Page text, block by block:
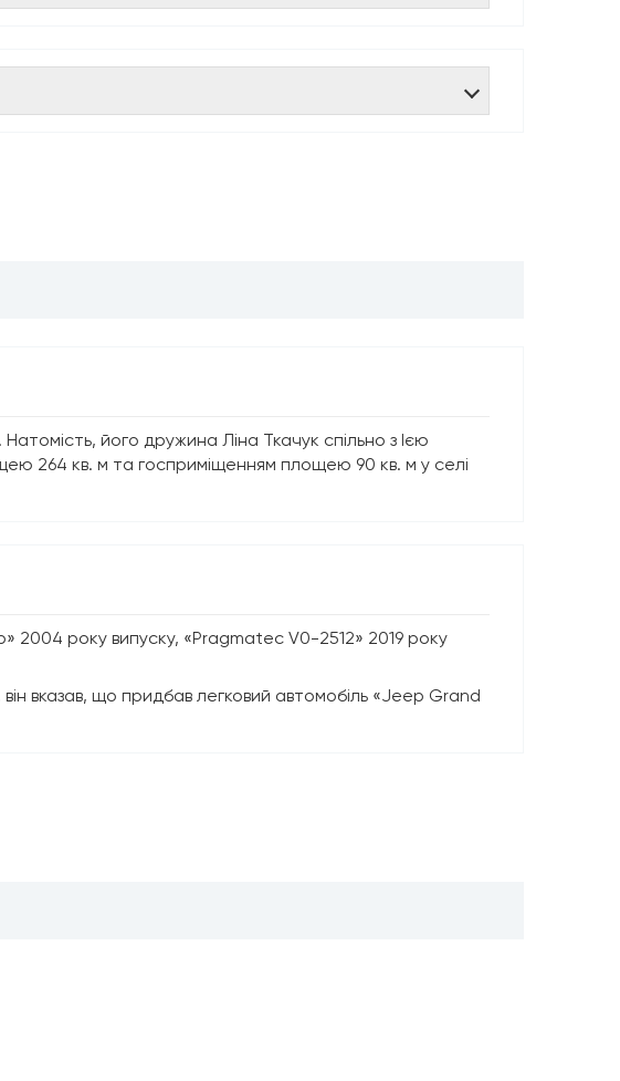
його дружина Ліна Ткачук спільно з Ією
264 кв. м та госприміщенням площею 90 кв. м у селі
2004 року випуску, «Pragmatec V0-2512» 2019 року
вказав, що придбав легковий автомобіль «Jeep Grand